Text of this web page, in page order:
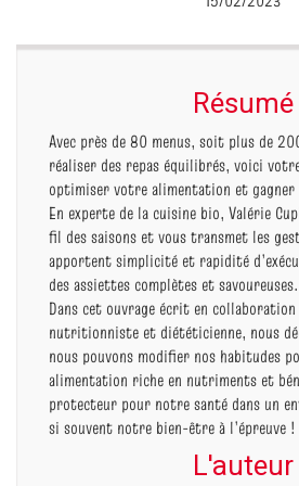
Résumé
Avec près de 80 menus, soit plus de
réaliser des repas équilibrés, voici
optimiser votre alimentation et
En experte de la cuisine bio, Valérie
fil des saisons et vous transmet les
apportent simplicité et rapidité
des assiettes complètes et savoureuses.
Dans cet ouvrage écrit en collaboration
nutritionniste et diététicienne, nous
nous pouvons modifier nos habitudes
alimentation riche en nutriments et
protecteur pour notre santé dans un
si souvent notre bien-être à l’épreuve !
L'auteur